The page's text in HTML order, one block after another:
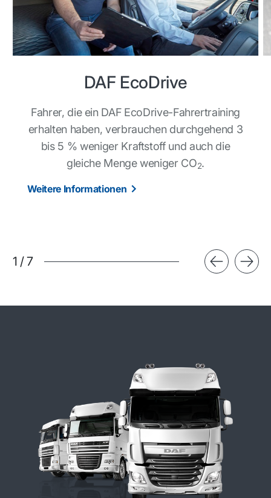
DAF EcoDrive
Fahrer, die ein DAF EcoDrive-Fahrertraining
erhalten haben, verbrauchen durchgehend 3
bis 5 % weniger Kraftstoff und auch die
gleiche Menge weniger CO2.
Weitere Informationen
1 /7